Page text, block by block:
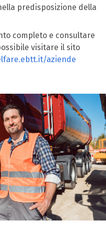
predisposizione della
completo e consultare
visitare il sito
aziende